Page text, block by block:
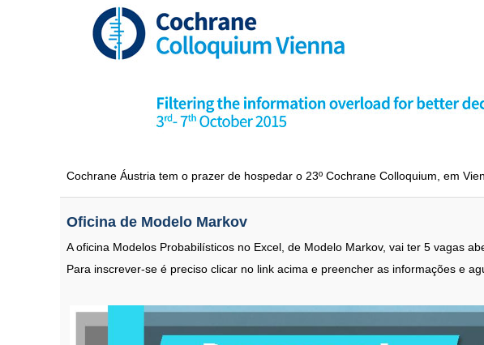
Cochrane Áustria tem o prazer de hospedar o 23º Cochrane Colloquium, em
Oficina de Modelo Markov
A oficina Modelos Probabilísticos no Excel, de Modelo Markov, vai ter 5 vagas
Para inscrever-se é preciso clicar no link acima e preencher as informações e